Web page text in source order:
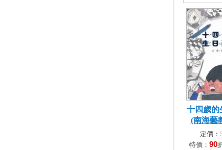
十四歲的
(南海藝
定價：
特價： 90